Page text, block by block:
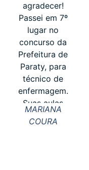
agradecer!
Passei em 7º
lugar no
concurso da
Prefeitura de
Paraty, para
técnico de
enfermagem.
Suas aulas
me ajudaram
imensamente.
MARIANA
COURA